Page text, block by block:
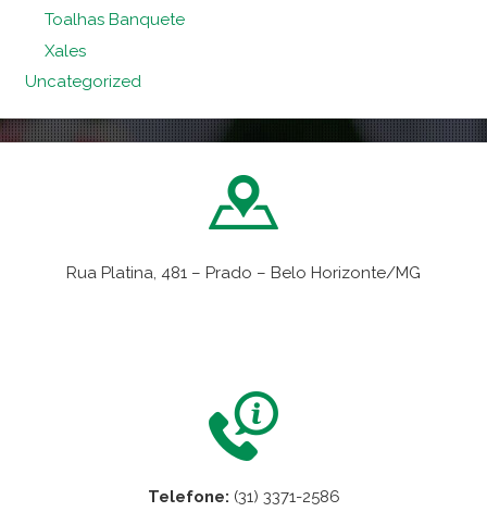
Toalhas Banquete
Xales
Uncategorized
Rua Platina, 481 – Prado – Belo Horizonte/MG
Telefone: (31) 3371-2586